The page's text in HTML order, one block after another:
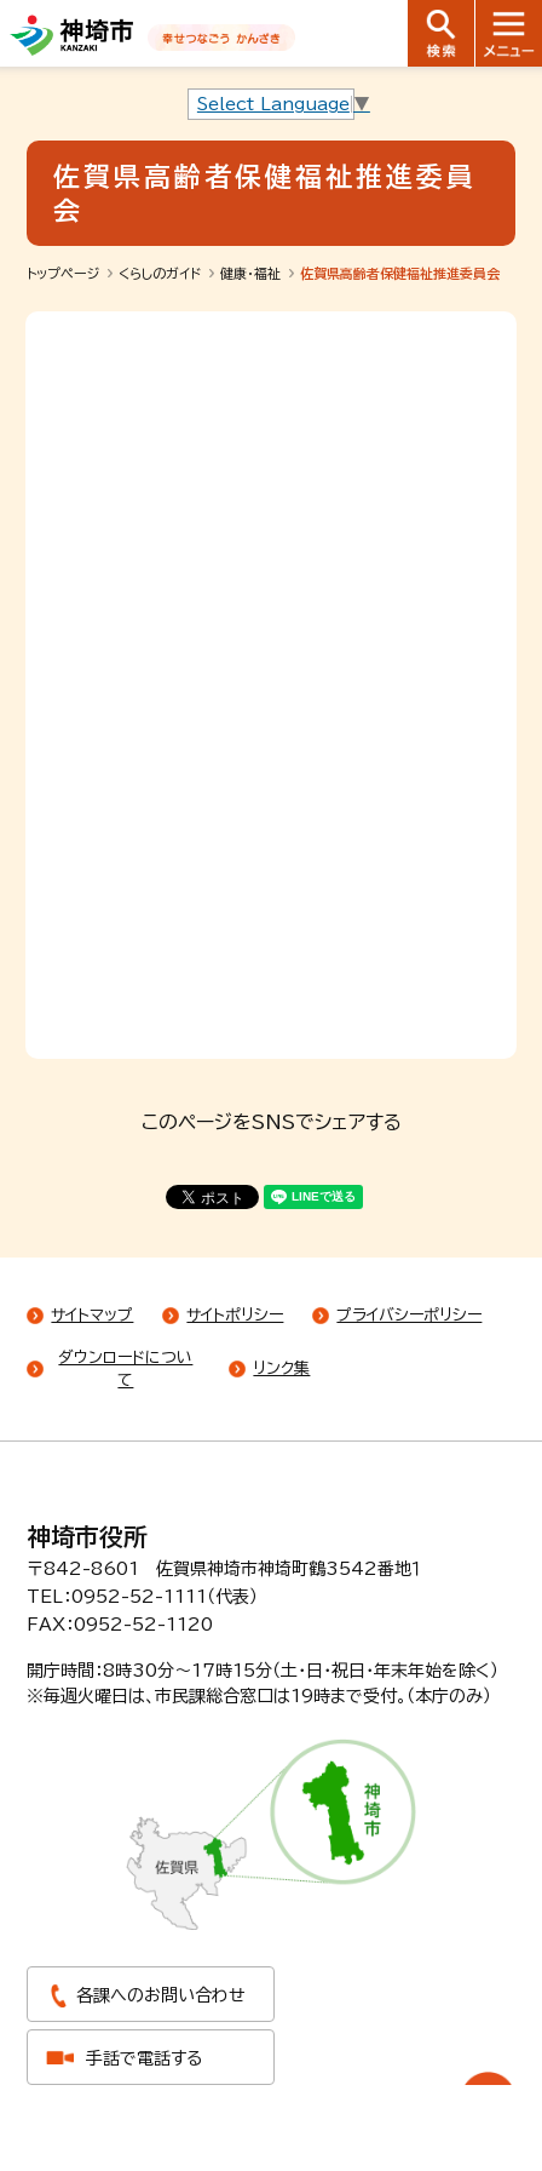
音声読み上げ用ナビゲーションです。
本文へ移動します
ページ最後（フッター）へ移動します
音声読み上げ用ナビゲーションはここまでです。
Select Language ▼
佐賀県高齢者保健福祉推進委員
会
トップページ くらしのガイド 健康・福祉 佐賀県高齢者保健福祉推進委員会
このページをSNSでシェアする
サイトマップ サイトポリシー プライバシーポリシー
ダウンロードについ
て
リンク集
神埼市役所
〒842-8601 佐賀県神埼市神埼町鶴3542番地１
TEL：0952-52-1111（代表）
FAX：0952-52-1120
開庁時間：8時30分〜17時15分（土・日・祝日・年末年始を除く）
※毎週火曜日は、市民課総合窓口は19時まで受付。（本庁のみ）
各課へのお問い合わせ
手話で電話する